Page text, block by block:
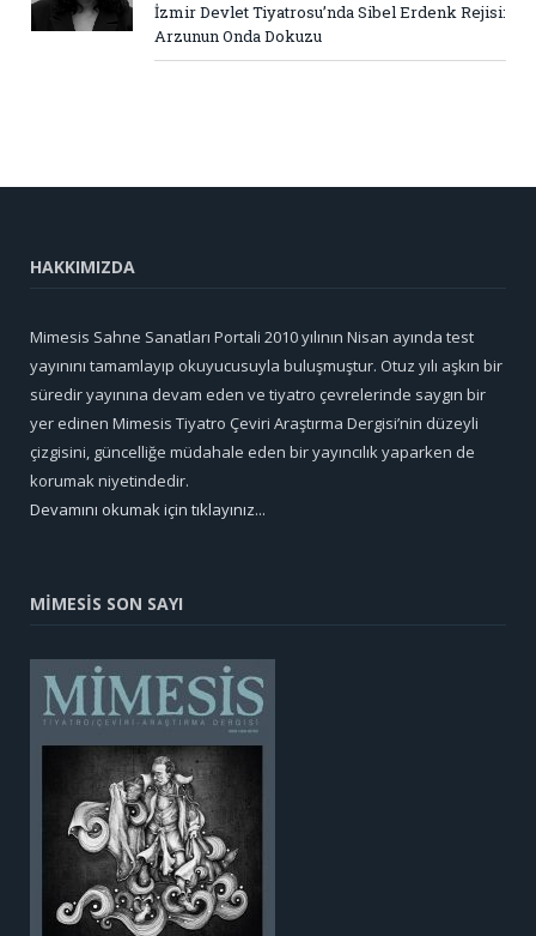
İzmir Devlet Tiyatrosu’nda Sibel Erdenk Rejisi:
Arzunun Onda Dokuzu
HAKKIMIZDA
Mimesis Sahne Sanatları Portali 2010 yılının Nisan ayında test
yayınını tamamlayıp okuyucusuyla buluşmuştur. Otuz yılı aşkın bir
süredir yayınına devam eden ve tiyatro çevrelerinde saygın bir
yer edinen Mimesis Tiyatro Çeviri Araştırma Dergisi’nin düzeyli
çizgisini, güncelliğe müdahale eden bir yayıncılık yaparken de
korumak niyetindedir.
Devamını okumak için tıklayınız...
MİMESİS SON SAYI